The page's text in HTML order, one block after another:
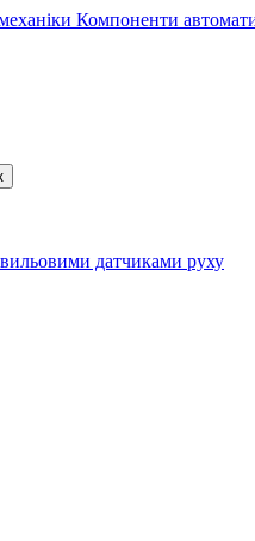
Компоненти
датчиками руху